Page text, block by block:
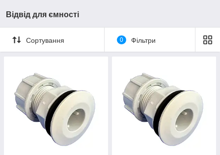
Відвід для ємності
Сортування 0 Фільтри